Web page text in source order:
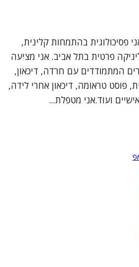
פסיכולוגית בהתמחות קלינית,
פרטית בתל אביב. אני מציעה
המתמודדים עם חרדה, דיכאון,
פוסט טראומה, דיכאון אחרי לידה,
ועוד.אני מטפלת...